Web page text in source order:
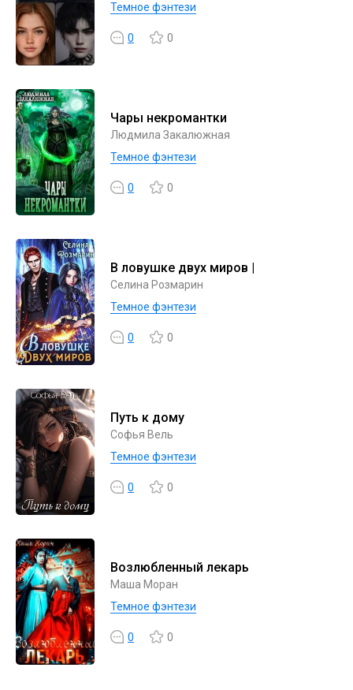
Темное фэнтези
0 0
Чары некромантки
Людмила Закалюжная
Темное фэнтези
0 0
В ловушке двух миров |
Селина Розмарин
Темное фэнтези
0 0
Путь к дому
Софья Вель
Темное фэнтези
0 0
Возлюбленный лекарь
Маша Моран
Темное фэнтези
0 0